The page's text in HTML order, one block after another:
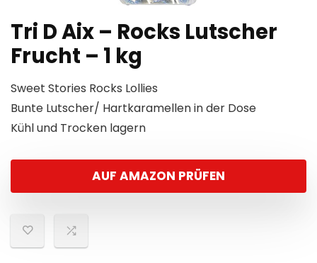
Tri D Aix – Rocks Lutscher
Frucht – 1 kg
Sweet Stories Rocks Lollies
Bunte Lutscher/ Hartkaramellen in der Dose
Kühl und Trocken lagern
AUF AMAZON PRÜFEN